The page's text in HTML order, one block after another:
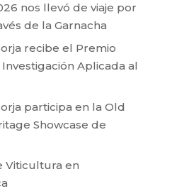
nos llevó de viaje por
de la Garnacha
recibe el Premio
Aplicada al
participa en la Old
Showcase de
Viticultura en